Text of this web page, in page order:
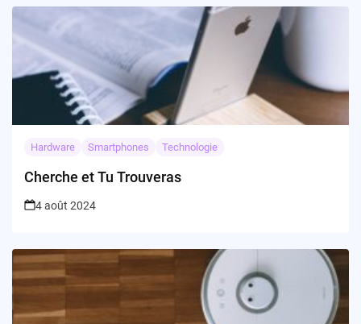
Hardware Smartphones Technologie
Cherche et Tu Trouveras
4 août 2024